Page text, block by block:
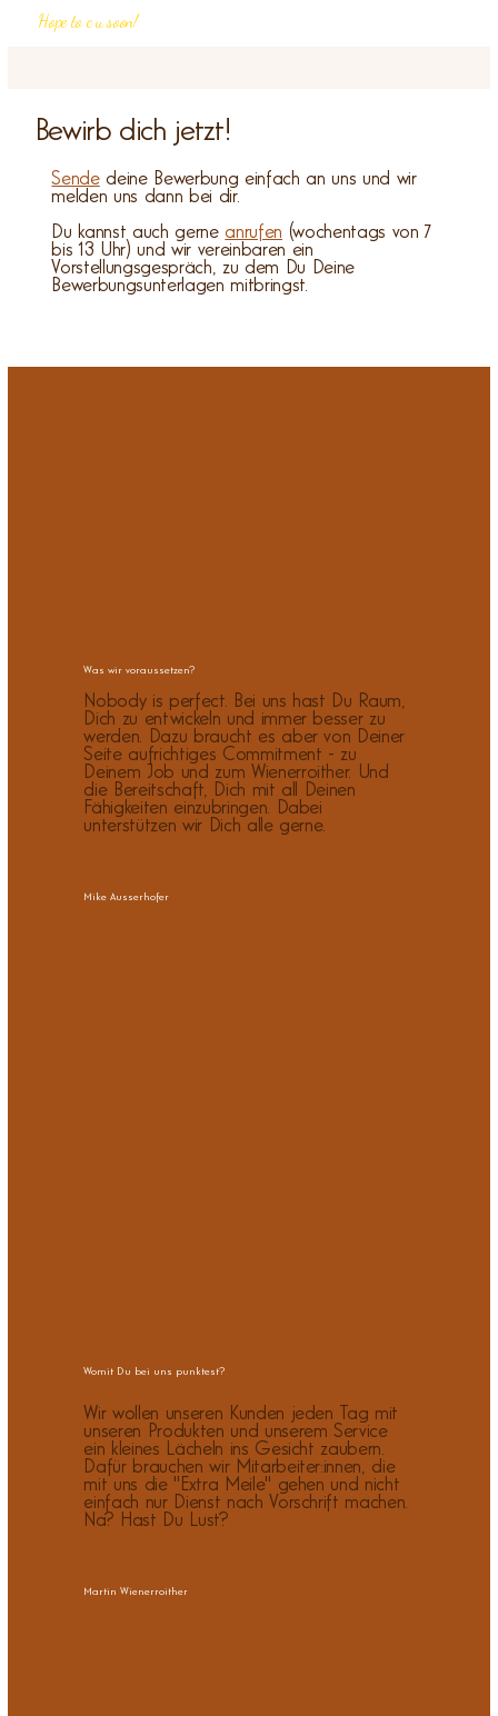
Hope to c u soon!
Bewirb dich jetzt!
Sendedeine Bewerbung einfach an uns und wir
melden uns dann bei dir.
Du kannst auch gerne anrufen (wochentags von 7
bis 13 Uhr) und wir vereinbaren ein
Vorstellungsgespräch, zu dem Du Deine
Bewerbungsunterlagen mitbringst.
Was wir voraussetzen?
Nobody is perfect. Bei uns hast Du Raum,
Dich zu entwickeln und immer besser zu
werden. Dazu braucht es aber von Deiner
Seite aufrichtiges Commitment - zu
Deinem Job und zum Wienerroither. Und
die Bereitschaft, Dich mit all Deinen
Fähigkeiten einzubringen. Dabei
unterstützen wir Dich alle gerne.
Mike Ausserhofer
Womit Du bei uns punktest?
Wir wollen unseren Kunden jeden Tag mit
unseren Produkten und unserem Service
ein kleines Lächeln ins Gesicht zaubern.
Dafür brauchen wir Mitarbeiter:innen, die
mit uns die "Extra Meile" gehen und nicht
einfach nur Dienst nach Vorschrift machen.
Na? Hast Du Lust?
Martin Wienerroither